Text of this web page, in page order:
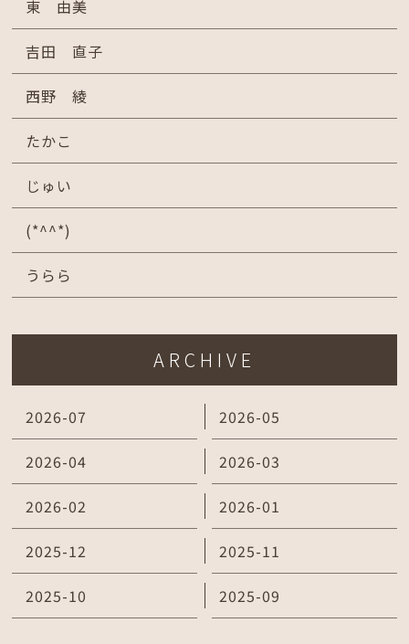
東 由美
吉田 直子
西野 綾
たかこ
じゅい
(*^^*)
うらら
ARCHIVE
2026-07 2026-05
2026-04 2026-03
2026-02 2026-01
2025-12 2025-11
2025-10 2025-09